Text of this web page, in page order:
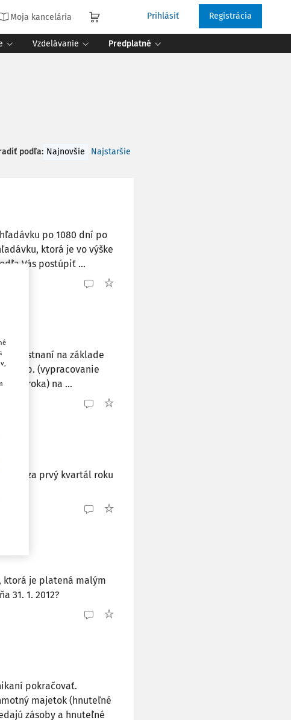
Moja kancelária Prihlásiť Registrácia
Vzdelávanie Predplatné
podľa: Najnovšie Najstaršie
po 1080 dní po
ktorá je vo výške
Vás postúpiť ...
na základe
z. n. p. (vypracovanie
roka) na ...
DPH za prvý kvartál roku
ktorá je platená malým
31. 1. 2012?
pokračovať.
majetok (hnuteľné
zásoby a hnuteľné